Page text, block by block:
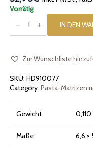
Vorrätig
Matrize
aus
Radiatore
IN DEN
Zur Wunschliste
SKU: HD910077
Category: Pasta-Matrizen
Gewicht 0,110
Maße 6,6 ×